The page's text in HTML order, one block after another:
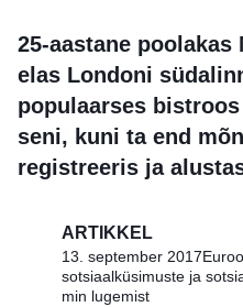
25-aastane poolakas
elas Londoni
populaarses
seni, kuni ta end
registreeris ja
ARTIKKEL
13. september 2017
sotsiaalküsimuste ja
min lugemist